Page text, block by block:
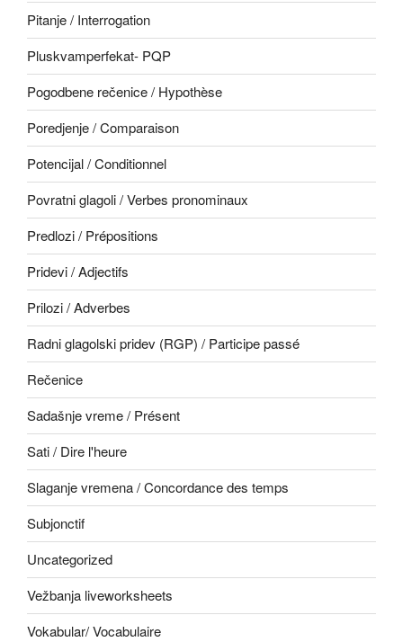
Pitanje / Interrogation
Pluskvamperfekat- PQP
Pogodbene rečenice / Hypothèse
Poredjenje / Comparaison
Potencijal / Conditionnel
Povratni glagoli / Verbes pronominaux
Predlozi / Prépositions
Pridevi / Adjectifs
Prilozi / Adverbes
Radni glagolski pridev (RGP) / Participe passé
Rečenice
Sadašnje vreme / Présent
Sati / Dire l'heure
Slaganje vremena / Concordance des temps
Subjonctif
Uncategorized
Vežbanja liveworksheets
Vokabular/ Vocabulaire